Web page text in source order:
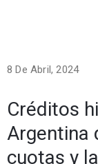
8 De Abril, 2024
Créditos
Argentina
cuotas y